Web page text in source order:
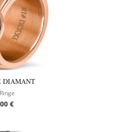
DIAMANT
€